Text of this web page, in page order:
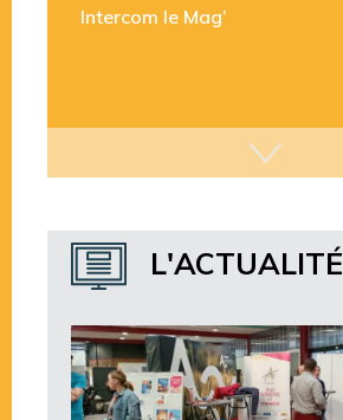
L’offre foncière et immobilière
L'ACTUALITÉ